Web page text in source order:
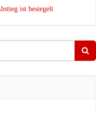
ist besiegelt